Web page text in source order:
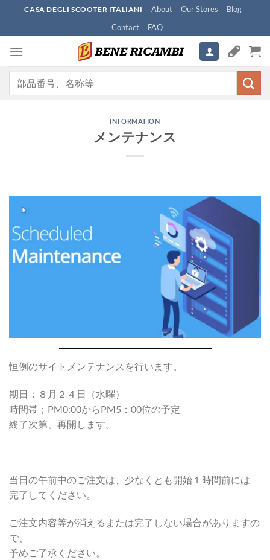
content
CASA DEGLI SCOOTER ITALIANI About Our Stores
Blog
Contact
FAQ
INFORMATION
メンテナンス
恒例のサイトメンテナンスを行います。
期日；８月２４日（水曜）
時間帯；PM0:00からPM5：00位の予定
終了次第、再開します。
当日の午前中のご注文は、少なくとも開始１時間前には
完了してください。
ご注文内容等が消えるまたは完了しない場合がありますの
で、
予めご了承ください。